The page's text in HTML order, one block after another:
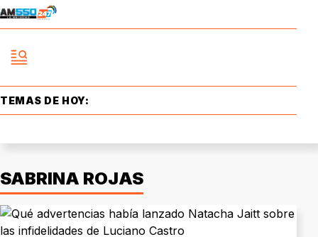
TEMAS DE HOY:
SABRINA ROJAS